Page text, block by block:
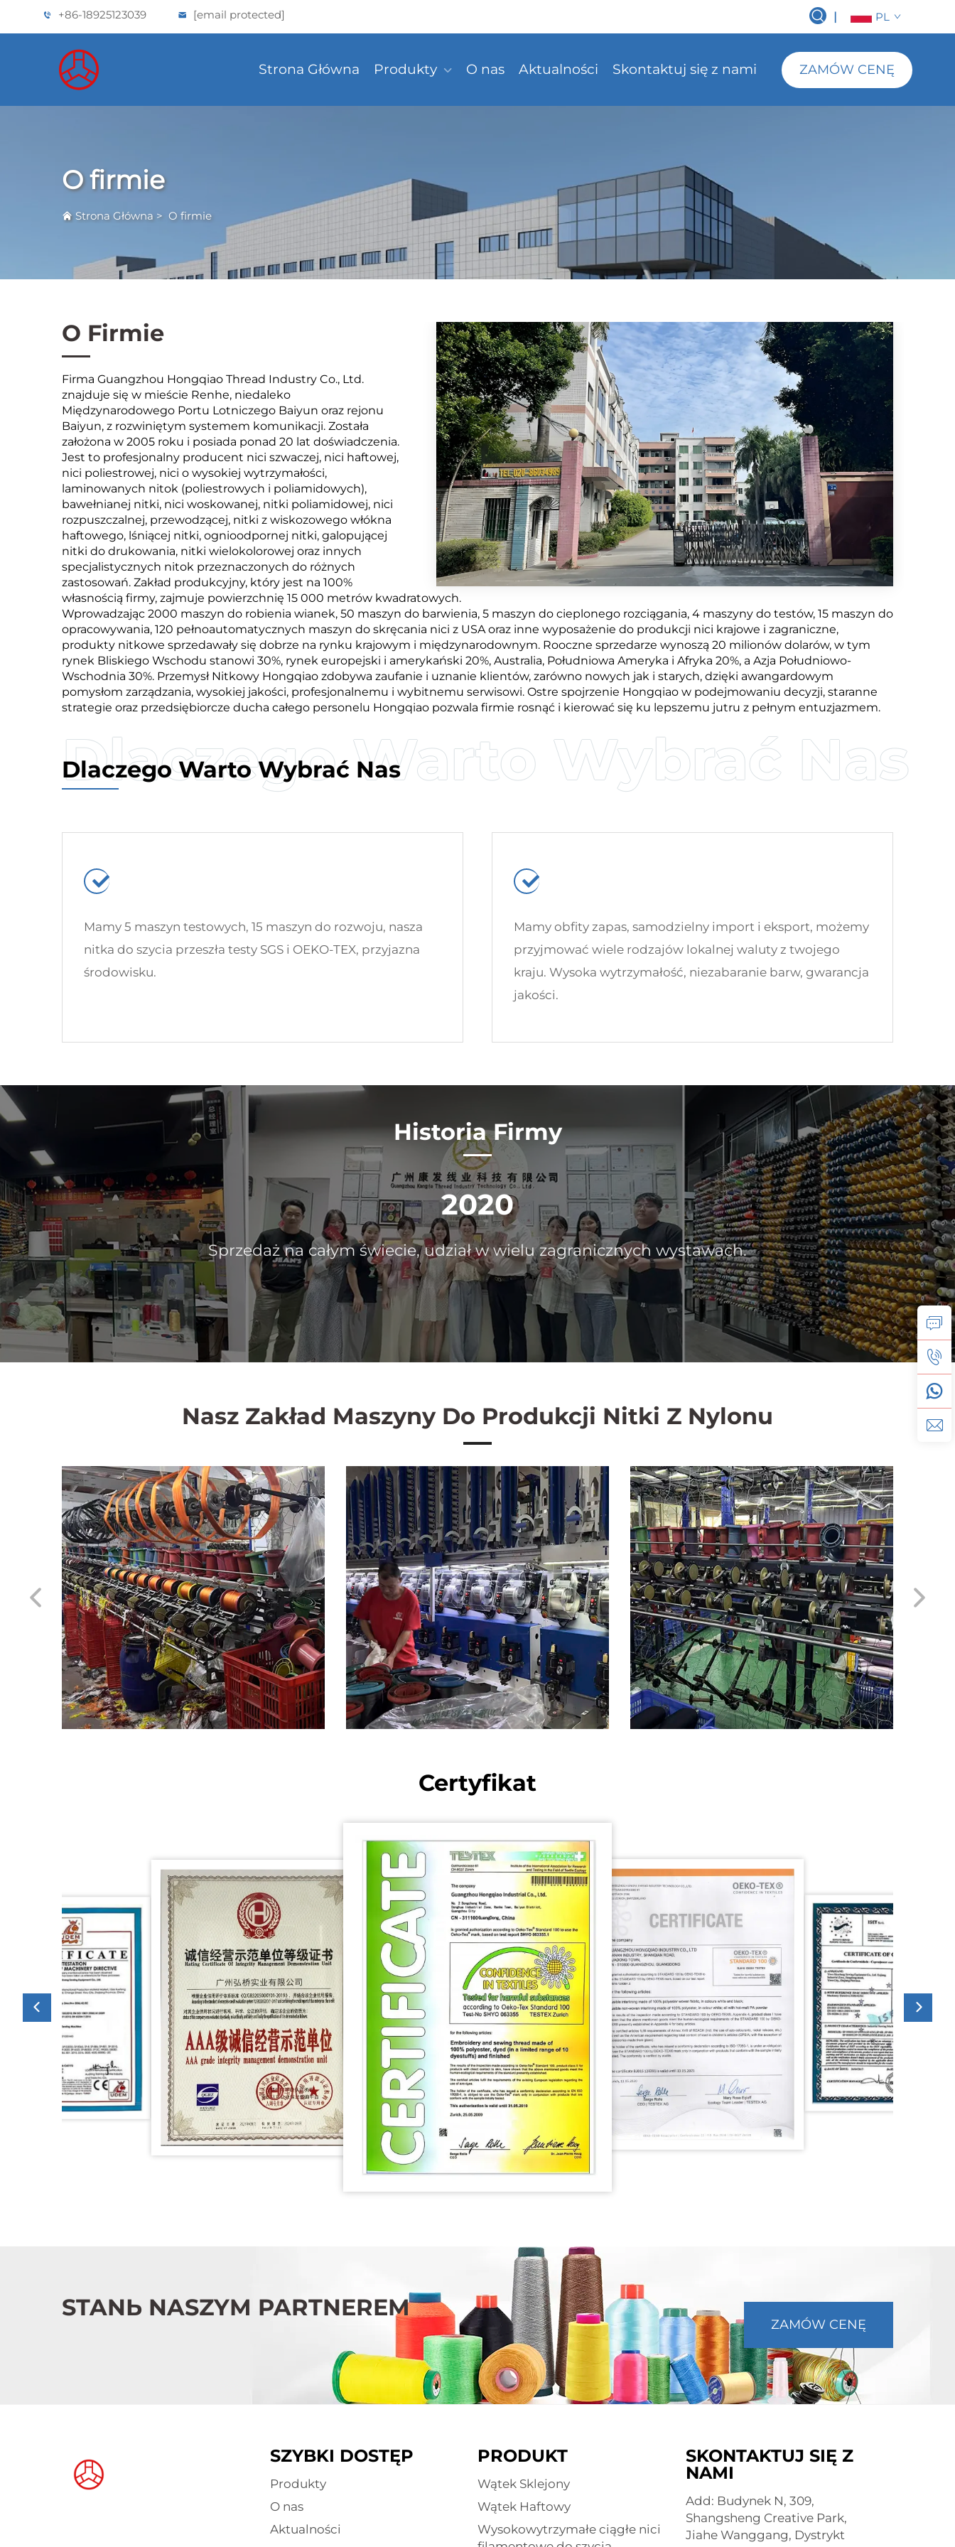
+86-18925123039 [email protected] | PL
Strona Główna Produkty O nas Aktualności Skontaktuj się z nami ZAMÓW CENĘ
O firmie
Strona Główna > O firmie
O Firmie
Firma Guangzhou Hongqiao Thread Industry Co., Ltd.
znajduje się w mieście Renhe, niedaleko
Międzynarodowego Portu Lotniczego Baiyun oraz rejonu
Baiyun, z rozwiniętym systemem komunikacji. Została
założona w 2005 roku i posiada ponad 20 lat doświadczenia.
Jest to profesjonalny producent nici szwaczej, nici haftowej,
nici poliestrowej, nici o wysokiej wytrzymałości,
laminowanych nitok (poliestrowych i poliamidowych),
bawełnianej nitki, nici woskowanej, nitki poliamidowej, nici
rozpuszczalnej, przewodzącej, nitki z wiskozowego włókna
haftowego, lśniącej nitki, ognioodpornej nitki, galopującej
nitki do drukowania, nitki wielokolorowej oraz innych
specjalistycznych nitok przeznaczonych do różnych
zastosowań. Zakład produkcyjny, który jest na 100%
własnością firmy, zajmuje powierzchnię 15 000 metrów kwadratowych.
Wprowadzając 2000 maszyn do robienia wianek, 50 maszyn do barwienia, 5 maszyn do cieplonego rozciągania, 4 maszyny do testów, 15 maszyn do
opracowywania, 120 pełnoautomatycznych maszyn do skręcania nici z USA oraz inne wyposażenie do produkcji nici krajowe i zagraniczne,
produkty nitkowe sprzedawały się dobrze na rynku krajowym i międzynarodownym. Rooczne sprzedarze wynoszą 20 milionów dolarów, w tym
rynek Bliskiego Wschodu stanowi 30%, rynek europejski i amerykański 20%, Australia, Południowa Ameryka i Afryka 20%, a Azja Południowo-
Wschodnia 30%. Przemysł Nitkowy Hongqiao zdobywa zaufanie i uznanie klientów, zarówno nowych jak i starych, dzięki awangardowym
pomysłom zarządzania, wysokiej jakości, profesjonalnemu i wybitnemu serwisowi. Ostre spojrzenie Hongqiao w podejmowaniu decyzji, staranne
strategie oraz przedsiębiorcze ducha całego personelu Hongqiao pozwala firmie rosnąć i kierować się ku lepszemu jutru z pełnym entuzjazmem.
Dlaczego Warto Wybrać Nas
Mamy 5 maszyn testowych, 15 maszyn do rozwoju, nasza
nitka do szycia przeszła testy SGS i OEKO-TEX, przyjazna
środowisku.
Mamy obfity zapas, samodzielny import i eksport, możemy
przyjmować wiele rodzajów lokalnej waluty z twojego
kraju. Wysoka wytrzymałość, niezabaranie barw, gwarancja
jakości.
Historia Firmy
2005
Zakład produkcyjny założony, firma założona, pierwszy sklep na rynku krajowym zaczął sprzedawać.
Nasz Zakład Maszyny Do Produkcji Nitki Z Nylonu
Certyfikat
STANЬ NASZYM PARTNEREM
ZAMÓW CENĘ
SZYBKI DOSTĘP
Produkty
O nas
Aktualności
PRODUKT
Wątek Sklejony
Wątek Haftowy
Wysokowytrzymałe ciągłe nici
SKONTAKTUJ SIĘ Z
NAMI
Add: Budynek N, 309,
Shangsheng Creative Park,
Jiahe Wanggang, Dystrykt